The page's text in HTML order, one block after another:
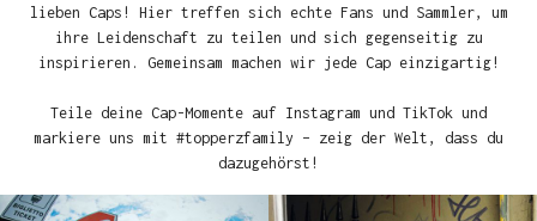
lieben Caps! Hier treffen sich echte Fans und Sammler, um
ihre Leidenschaft zu teilen und sich gegenseitig zu
inspirieren. Gemeinsam machen wir jede Cap einzigartig!
Teile deine Cap-Momente auf Instagram und TikTok und
markiere uns mit #topperzfamily – zeig der Welt, dass du
dazugehörst!